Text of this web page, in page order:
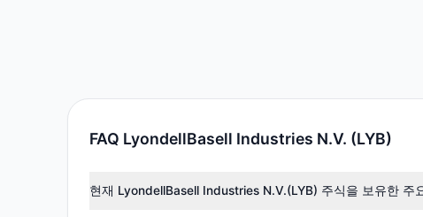
FAQ LyondellBasell Industries N.V. (LYB)
현재 LyondellBasell Industries N.V.(LYB) 주식을 보유한 주